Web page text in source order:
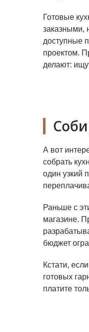
Готовые
заказными,
доступные
проектом.
делают:
А вот
собрать
один узкий
Раньше с
магазине.
бюджет
Кстати,
готовых
платите